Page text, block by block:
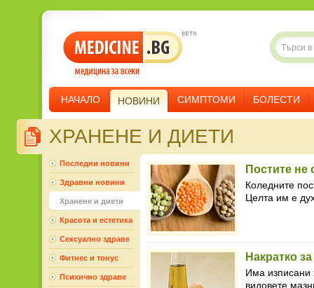
НАЧАЛО НОВИНИ СИМПТОМИ БОЛЕСТИ
ХРАНЕНЕ И ДИЕТИ
Постите не
Коледните
Целта им е
Накратко
Има изписани
видовете
Последни новини
Здравни новини
Хранене и диети
Красота и естетика
Сексуално здраве
Фитнес и тонус
Психично здраве